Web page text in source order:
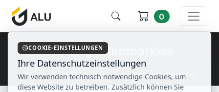
0
Wintergartenmarkise
☎ 02102-7708577 ✓ Professionelle Beratung
✓ 0% Finanzierung
✓ Großes Sortiment
COOKIE-EINSTELLUNGEN
Ihre Datenschutzeinstellungen
Wir verwenden technisch notwendige Cookies, um
diese Website zu betreiben. Zusätzlich können Sie